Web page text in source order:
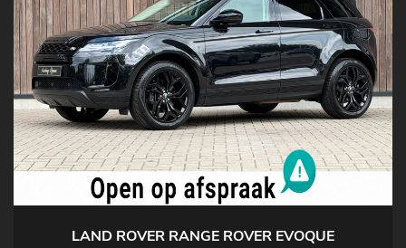
LAND ROVER RANGE ROVER EVOQUE